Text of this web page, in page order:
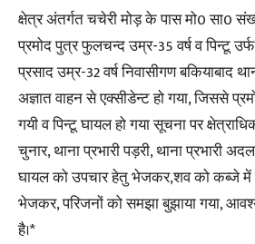
क्षेत्र अंतर्गत चचेरी मोड़ के पास मो0 सा0
प्रमोद पुत्र फुलचन्द उम्र-35 वर्ष व पिन्टू
प्रसाद उम्र-32 वर्ष निवासीगण बकियाबाद
अज्ञात वाहन से एक्सीडेन्ट हो गया, जिससे
गयी व पिन्टू घायल हो गया सूचना पर
चुनार, थाना प्रभारी पड़री, थाना प्रभारी
घायल को उपचार हेतु भेजकर,शव को कब्जे में
भेजकर, परिजनों को समझा बुझाया गया,
है।*